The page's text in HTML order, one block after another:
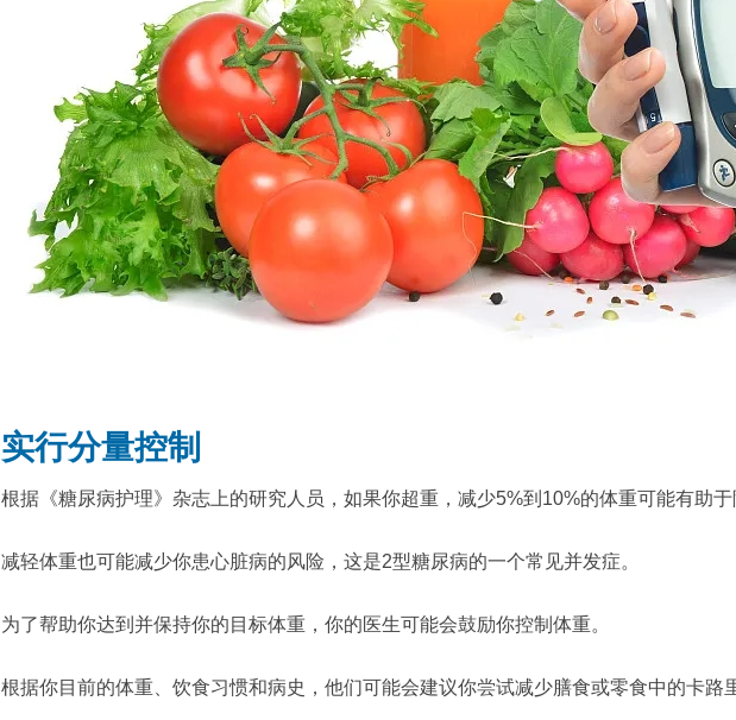
实行分量控制
根据《糖尿病护理》杂志上的研究人员，如果你超重，减少5%到10%的体重可能有助于
减轻体重也可能减少你患心脏病的风险，这是2型糖尿病的一个常见并发症。
为了帮助你达到并保持你的目标体重，你的医生可能会鼓励你控制体重。
根据你目前的体重、饮食习惯和病史，他们可能会建议你尝试减少膳食或零食中的卡路